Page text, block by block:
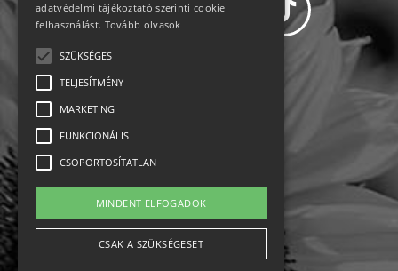
Impresszum-kapcsolat
Jogi nyilatkozat
Rólunk
adatvédelmi tájékoztató szerinti cookie
felhasználást. Tovább olvasok
SZÜKSÉGES
TELJESÍTMÉNY
MARKETING
FUNKCIONÁLIS
CSOPORTOSÍTATLAN
MINDENT ELFOGADOK
CSAK A SZÜKSÉGESET